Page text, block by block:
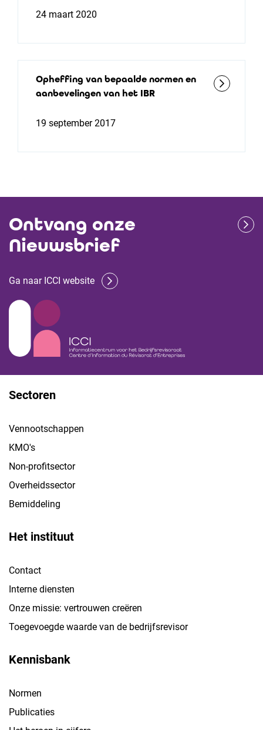
24 maart 2020
Opheffing van bepaalde normen en
aanbevelingen van het IBR
19 september 2017
Ontvang onze
Nieuwsbrief
Ga naar ICCI website
Sectoren
Vennootschappen
KMO's
Non-profitsector
Overheidssector
Bemiddeling
Het instituut
Contact
Interne diensten
Onze missie: vertrouwen creëren
Toegevoegde waarde van de bedrijfsrevisor
Kennisbank
Normen
Publicaties